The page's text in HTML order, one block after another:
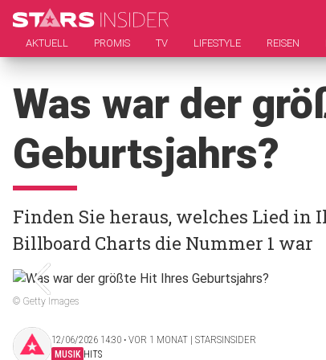
AKTUELL PROMIS TV LIFESTYLE REISEN
Was war der
Geburtsjahrs?
Finden Sie heraus, welches Lied
Billboard Charts die Nummer 1 war
© Getty Images
12/06/2026 14:30 ‧ VOR 1 MONAT | STARSINSIDER
MUSIK HITS